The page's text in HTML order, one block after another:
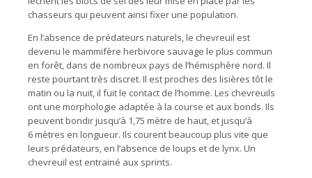
chasseurs qui peuvent ainsi fixer une population.
En l’absence de prédateurs naturels, le chevreuil est
devenu le mammifère herbivore sauvage le plus commun
en forêt, dans de nombreux pays de l’hémisphère nord. Il
reste pourtant très discret. Il est proches des lisières tôt le
matin ou la nuit, il fuit le contact de l’homme. Les chevreuils
ont une morphologie adaptée à la course et aux bonds. Ils
peuvent bondir jusqu’à 1,75 mètre de haut, et jusqu’à
6 mètres en longueur. Ils courent beaucoup plus vite que
leurs prédateurs, en l’absence de loups et de lynx. Un
chevreuil est entrainé aux sprints.